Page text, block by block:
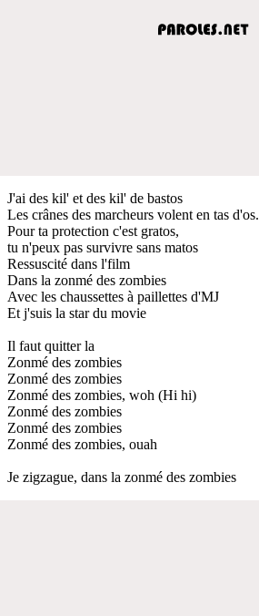
J'ai des kil' et des kil' de bastos
Les crânes des marcheurs volent en tas d'os.
Pour ta protection c'est gratos,
tu n'peux pas survivre sans matos
Ressuscité dans l'film
Dans la zonmé des zombies
Avec les chaussettes à paillettes d'MJ
Et j'suis la star du movie
Il faut quitter la
Zonmé des zombies
Zonmé des zombies
Zonmé des zombies, woh (Hi hi)
Zonmé des zombies
Zonmé des zombies
Zonmé des zombies, ouah
Je zigzague, dans la zonmé des zombies